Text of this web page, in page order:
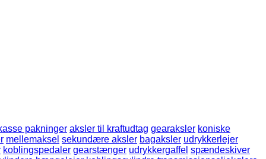
pakninger aksler til kraftudtag gearaksler koniske
mellemaksel sekundære aksler bagaksler udrykkerlejer
koblingspedaler gearstænger udrykkergaffel spændeskiver